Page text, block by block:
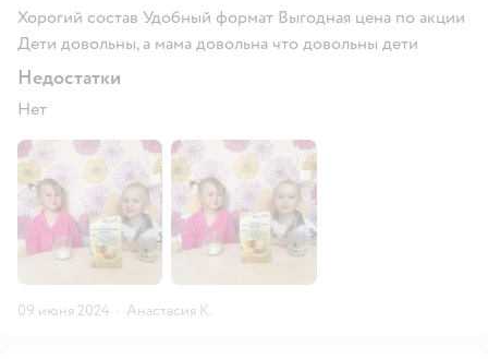
Хорогий состав Удобный формат Выгодная цена по акции
Дети довольны, а мама довольна что довольны дети
Недостатки
Нет
09 июня 2024 · Анастасия К.